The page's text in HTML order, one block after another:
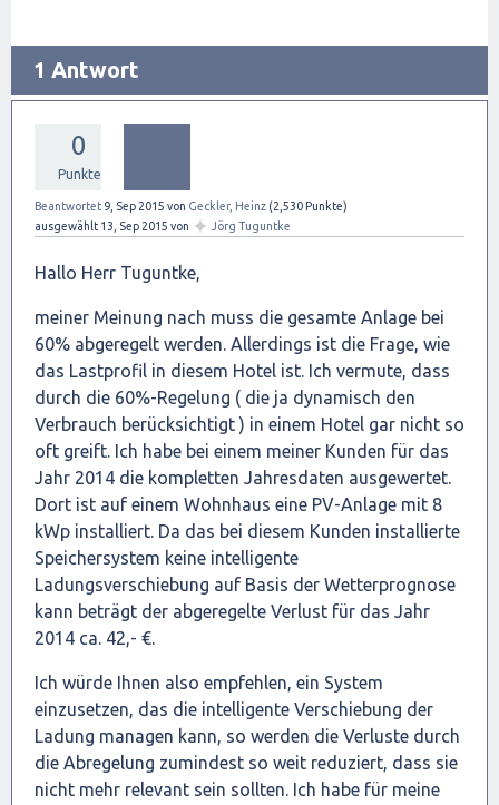
1 Antwort
0
Punkte
Beantwortet 9, Sep 2015 von Geckler, Heinz (2,530 Punkte)
ausgewählt 13, Sep 2015 von ✦ Jörg Tuguntke
Hallo Herr Tuguntke,
meiner Meinung nach muss die gesamte Anlage bei
60% abgeregelt werden. Allerdings ist die Frage, wie
das Lastprofil in diesem Hotel ist. Ich vermute, dass
durch die 60%-Regelung ( die ja dynamisch den
Verbrauch berücksichtigt ) in einem Hotel gar nicht so
oft greift. Ich habe bei einem meiner Kunden für das
Jahr 2014 die kompletten Jahresdaten ausgewertet.
Dort ist auf einem Wohnhaus eine PV-Anlage mit 8
kWp installiert. Da das bei diesem Kunden installierte
Speichersystem keine intelligente
Ladungsverschiebung auf Basis der Wetterprognose
kann beträgt der abgeregelte Verlust für das Jahr
2014 ca. 42,- €.
Ich würde Ihnen also empfehlen, ein System
einzusetzen, das die intelligente Verschiebung der
Ladung managen kann, so werden die Verluste durch
die Abregelung zumindest so weit reduziert, dass sie
nicht mehr relevant sein sollten. Ich habe für meine